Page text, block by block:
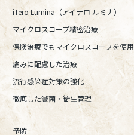
iTero Lumina（アイテロ ルミナ）
マイクロスコープ精密治療
保険治療でもマイクロスコープを使用
痛みに配慮した治療
流行感染症対策の強化
徹底した滅菌・衛生管理
予防